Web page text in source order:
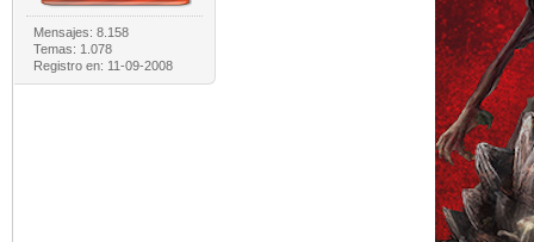
Mensajes: 8.158
Temas: 1.078
Registro en: 11-09-2008